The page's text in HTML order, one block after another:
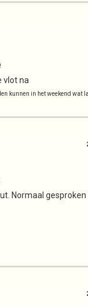
vlot na
kunnen in het weekend wat
Normaal gesproken